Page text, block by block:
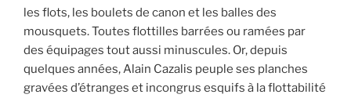
les flots, les boulets de canon et les balles des
mousquets. Toutes flottilles barrées ou ramées par
des équipages tout aussi minuscules. Or, depuis
quelques années, Alain Cazalis peuple ses planches
gravées d’étranges et incongrus esquifs à la flottabilité